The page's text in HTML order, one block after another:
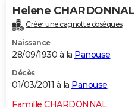
Helene CHARDONNAL
Créer une cagnotte obsèques
Naissance
28/09/1930 à la Panouse
Décès
01/03/2011 à la Panouse
Famille CHARDONNAL